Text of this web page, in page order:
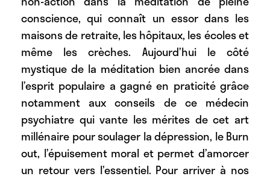
conscience, qui connaît un essor dans les
maisons de retraite, les hôpitaux, les écoles et
même les crèches. Aujourd’hui le côté
mystique de la méditation bien ancrée dans
l’esprit populaire a gagné en praticité grâce
notamment aux conseils de ce médecin
psychiatre qui vante les mérites de cet art
millénaire pour soulager la dépression, le Burn
out, l’épuisement moral et permet d’amorcer
un retour vers l’essentiel. Pour arriver à nos